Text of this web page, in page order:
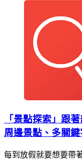
「景點探索」跟
周邊景點、多關
每到放假就要想要帶